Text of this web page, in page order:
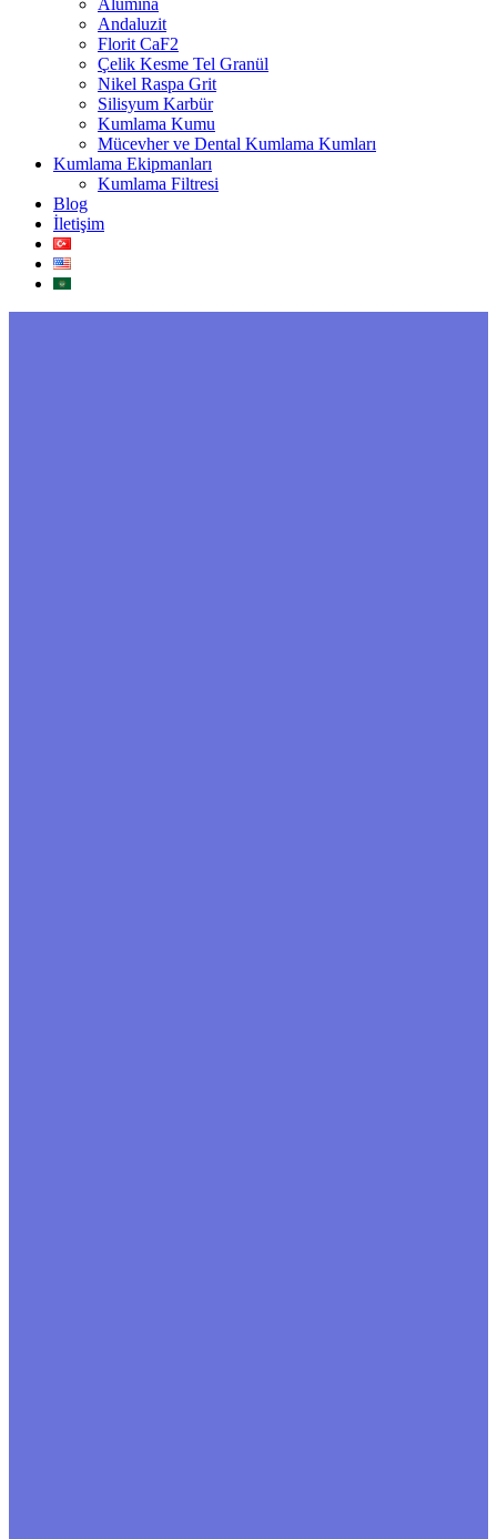
Alümina
Andaluzit
Florit CaF2
Çelik Kesme Tel Granül
Nikel Raspa Grit
Silisyum Karbür
Kumlama Kumu
Mücevher ve Dental Kumlama Kumları
Kumlama Ekipmanları
Kumlama Filtresi
Blog
İletişim